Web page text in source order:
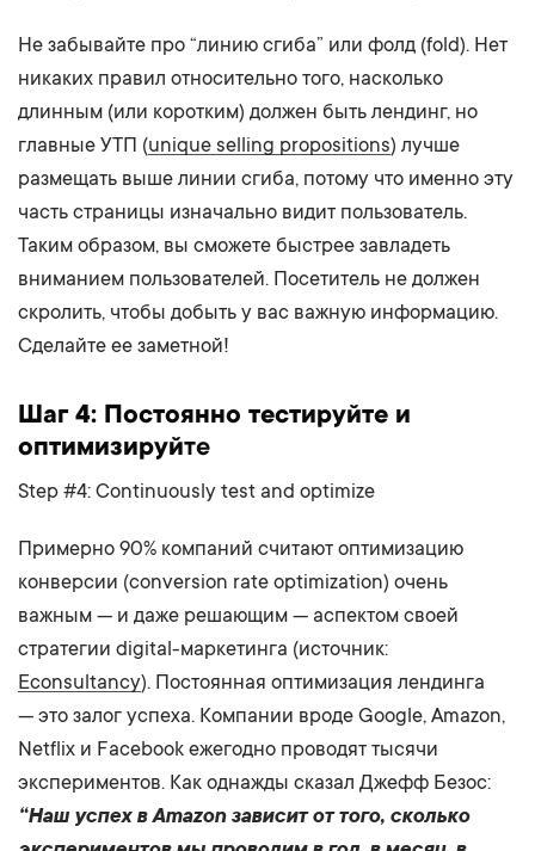
Не забывайте про “линию сгиба” или фолд (fold). Нет
никаких правил относительно того, насколько
длинным (или коротким) должен быть лендинг, но
главные УТП (unique selling propositions) лучше
размещать выше линии сгиба, потому что именно эту
часть страницы изначально видит пользователь.
Таким образом, вы сможете быстрее завладеть
вниманием пользователей. Посетитель не должен
скролить, чтобы добыть у вас важную информацию.
Сделайте ее заметной!
Шаг 4: Постоянно тестируйте и
оптимизируйте
Step #4: Continuously test and optimize
Примерно 90% компаний считают оптимизацию
конверсии (conversion rate optimization) очень
важным — и даже решающим — аспектом своей
стратегии digital-маркетинга (источник:
Econsultancy). Постоянная оптимизация лендинга
— это залог успеха. Компании вроде Google, Amazon,
Netflix и Facebook ежегодно проводят тысячи
экспериментов. Как однажды сказал Джефф Безос:
“Наш успех в Amazon зависит от того, сколько